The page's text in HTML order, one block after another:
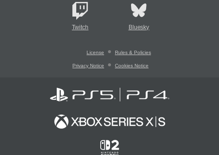
Twitch Bluesky
License Rules & Policies
Privacy Notice Cookies Notice